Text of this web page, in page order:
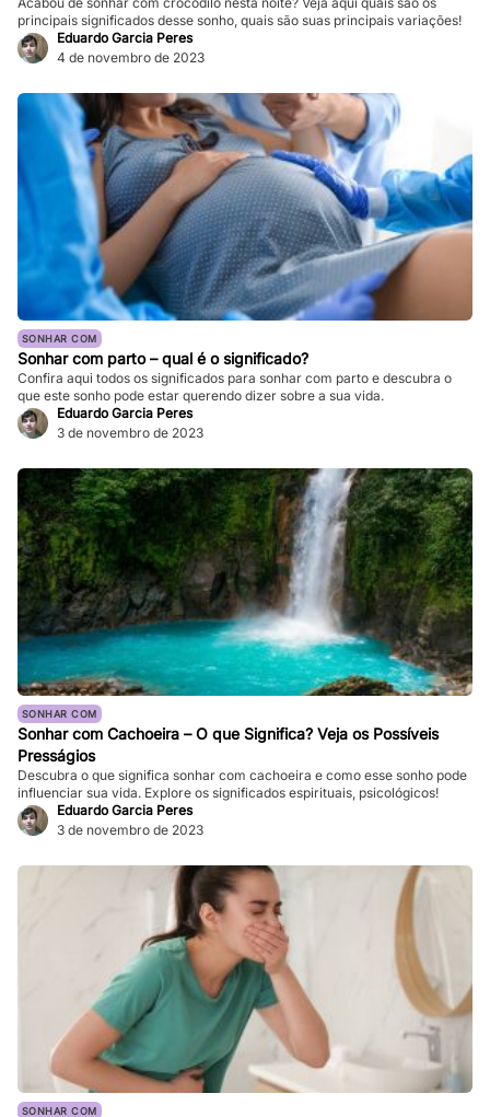
principais significados desse sonho, quais são suas principais variações!
Eduardo Garcia Peres
4 de novembro de 2023
SONHAR COM
Sonhar com parto – qual é o significado?
Confira aqui todos os significados para sonhar com parto e descubra o
que este sonho pode estar querendo dizer sobre a sua vida.
Eduardo Garcia Peres
3 de novembro de 2023
SONHAR COM
Sonhar com Cachoeira – O que Significa? Veja os Possíveis
Presságios
Descubra o que significa sonhar com cachoeira e como esse sonho pode
influenciar sua vida. Explore os significados espirituais, psicológicos!
Eduardo Garcia Peres
3 de novembro de 2023
SONHAR COM